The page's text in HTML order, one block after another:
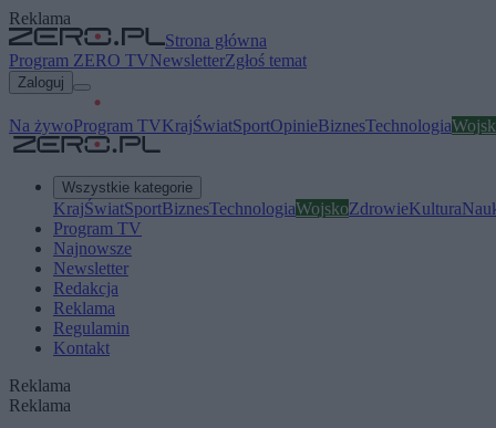
Reklama
Strona główna
Program ZERO TVNewsletterZgłoś temat
Zaloguj
Na żywoProgram TVKrajŚwiatSportOpinieBiznesTechnologia
Wszystkie kategorie
KrajŚwiatSportBiznesTechnologiaWojskoZdrowieKultura
Program TV
Najnowsze
Newsletter
Redakcja
Reklama
Regulamin
Kontakt
Reklama
Reklama